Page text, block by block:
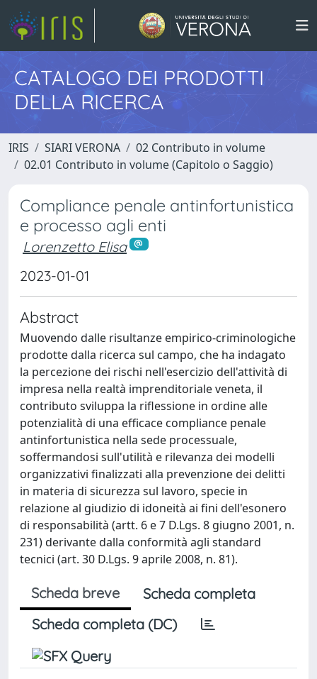
CATALOGO DEI PRODOTTI
DELLA RICERCA
IRIS SIARI VERONA
02 Contributo in volume
02.01 Contributo in volume (Capitolo o Saggio)
Compliance penale antinfortunistica
e processo agli enti
Lorenzetto Elisa
2023-01-01
Abstract
Muovendo dalle risultanze empirico-criminologiche
prodotte dalla ricerca sul campo, che ha indagato
la percezione dei rischi nell'esercizio dell'attività di
impresa nella realtà imprenditoriale veneta, il
contributo sviluppa la riflessione in ordine alle
potenzialità di una efficace compliance penale
antinfortunistica nella sede processuale,
soffermandosi sull'utilità e rilevanza dei modelli
organizzativi finalizzati alla prevenzione dei delitti
in materia di sicurezza sul lavoro, specie in
relazione al giudizio di idoneità ai fini dell'esonero
di responsabilità (artt. 6 e 7 D.Lgs. 8 giugno 2001, n.
231) derivante dalla conformità agli standard
tecnici (art. 30 D.Lgs. 9 aprile 2008, n. 81).
Scheda breve
Scheda completa
Scheda completa (DC)